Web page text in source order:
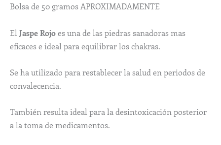
Bolsa de 50 gramos APROXIMADAMENTE
El Jaspe Rojoes una de las piedras sanadoras mas
eficaces e ideal para equilibrar los chakras.
Se ha utilizado para restablecer la salud en periodos de
convalecencia.
También resulta ideal para la desintoxicación posterior
a la toma de medicamentos.